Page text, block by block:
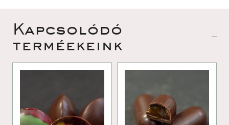
Kapcsolódó
terméekeink